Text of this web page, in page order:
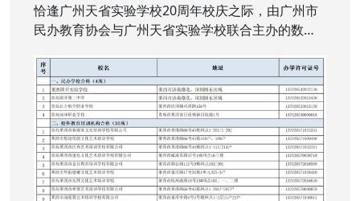
恰逢广州天省实验学校20周年校庆之际，由广州市
民办教育协会与广州天省实验学校联合主办的数智
校举行。